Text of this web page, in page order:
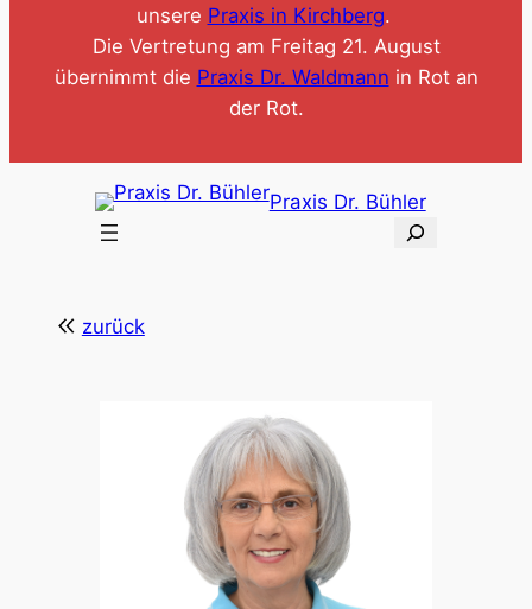
unsere Praxis in Kirchberg.
Die Vertretung am Freitag 21. August
übernimmt die Praxis Dr. Waldmann in Rot an
der Rot.
Praxis Dr. Bühler
zurück